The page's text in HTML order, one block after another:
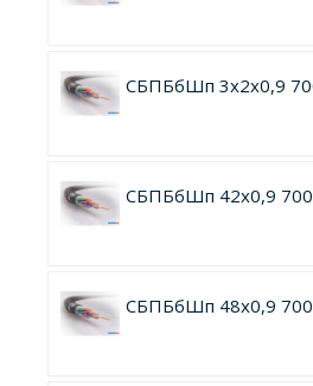
СБПБбШп 3х2х0,9
СБПБбШп 42х0,9
СБПБбШп 48х0,9